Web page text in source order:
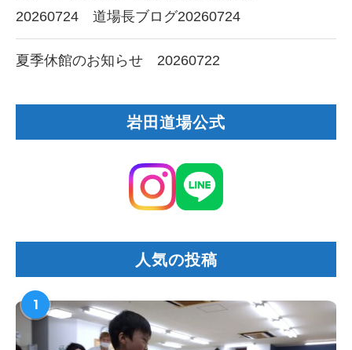
20260724 道場長ブログ20260724
夏季休館のお知らせ 20260722
岩田道場公式
人気の投稿
1